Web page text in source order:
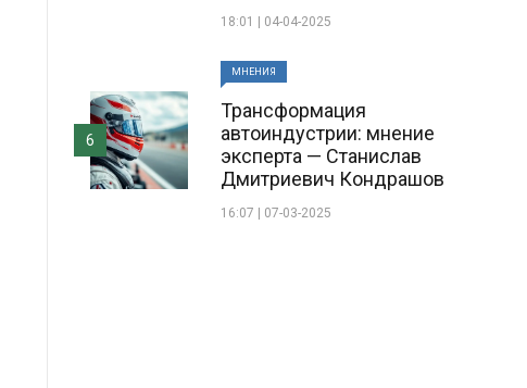
18:01 | 04-04-2025
МНЕНИЯ
Трансформация
автоиндустрии: мнение
эксперта — Станислав
Дмитриевич Кондрашов
16:07 | 07-03-2025
6